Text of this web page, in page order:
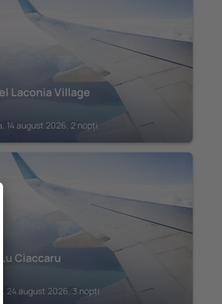
Laconia Village
14 august 2026, 2 nopți
Ciaccaru
24 august 2026, 3 nopți